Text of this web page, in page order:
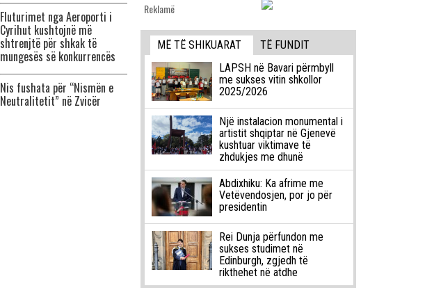
Fluturimet nga Aeroporti i
Cyrihut kushtojnë më
shtrenjtë për shkak të
mungesës së konkurrencës
Nis fushata për “Nismën e
Neutralitetit” në Zvicër
Reklamë
MË TË SHIKUARAT
TË FUNDIT
LAPSH në Bavari përmbyll
me sukses vitin shkollor
2025/2026
Një instalacion monumental i
artistit shqiptar në Gjenevë
kushtuar viktimave të
zhdukjes me dhunë
Abdixhiku: Ka afrime me
Vetëvendosjen, por jo për
presidentin
Rei Dunja përfundon me
sukses studimet në
Edinburgh, zgjedh të
rikthehet në atdhe